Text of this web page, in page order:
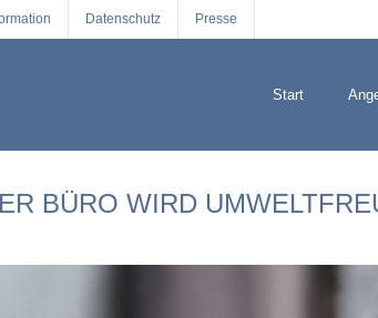
Datenschutz Presse
Start
BÜRO WIRD